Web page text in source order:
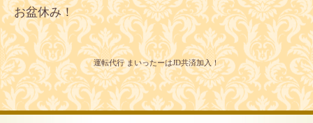
お盆休み！
運転代行 まいったーはJD共済加入！